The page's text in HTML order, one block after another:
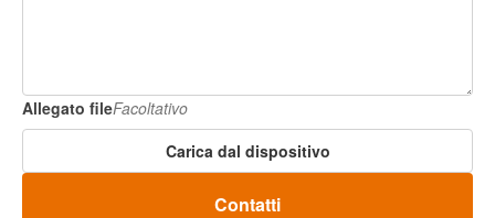
Allegato fileFacoltativo
Carica dal dispositivo
Contatti